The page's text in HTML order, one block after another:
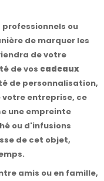
professionnels ou
de marquer les
de votre
de vos cadeaux
de personnalisation,
entreprise, ce
une empreinte
ou d'infusions
de cet objet,
amis ou en famille,